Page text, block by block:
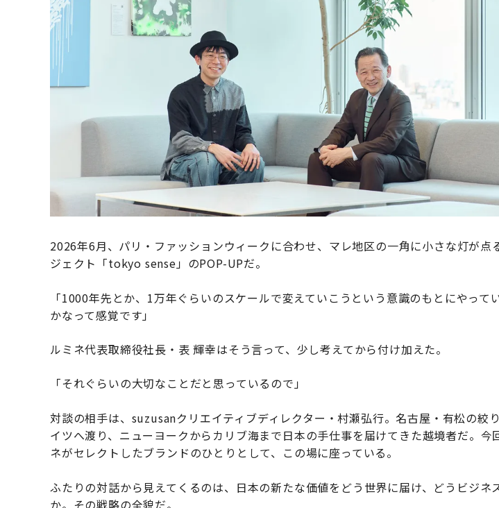
2026年6月、パリ・ファッションウィークに合わせ、マレ地区の一角に小さな灯が点
ジェクト「tokyo sense」のPOP-UPだ。
「1000年先とか、1万年ぐらいのスケールで変えていこうという意識のもとにやって
かなって感覚です」
ルミネ代表取締役社長・表 輝幸はそう言って、少し考えてから付け加えた。
「それぐらいの大切なことだと思っているので」
対談の相手は、suzusanクリエイティブディレクター・村瀬弘行。名古屋・有松の絞
イツへ渡り、ニューヨークからカリブ海まで日本の手仕事を届けてきた越境者だ。今
ネがセレクトしたブランドのひとりとして、この場に座っている。
ふたりの対話から見えてくるのは、日本の新たな価値をどう世界に届け、どうビジネ